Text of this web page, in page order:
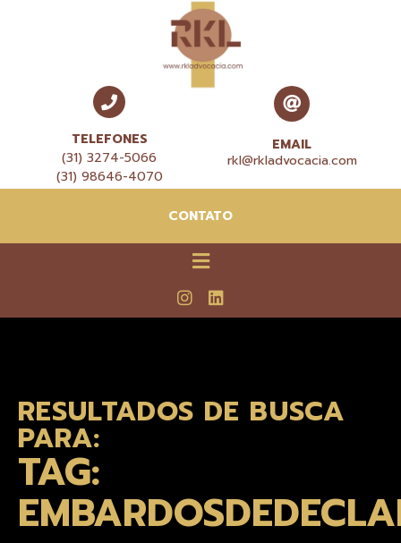
TELEFONES
(31) 3274-5066
(31) 98646-4070
EMAIL
rkl@rkladvocacia.com
CONTATO
RESULTADOS DE BUSCA
PARA:
TAG: